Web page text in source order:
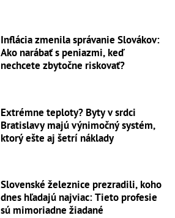
Inflácia zmenila správanie Slovákov:
Ako narábať s peniazmi, keď
nechcete zbytočne riskovať?
Extrémne teploty? Byty v srdci
Bratislavy majú výnimočný systém,
ktorý ešte aj šetrí náklady
Slovenské železnice prezradili, koho
dnes hľadajú najviac: Tieto profesie
sú mimoriadne žiadané